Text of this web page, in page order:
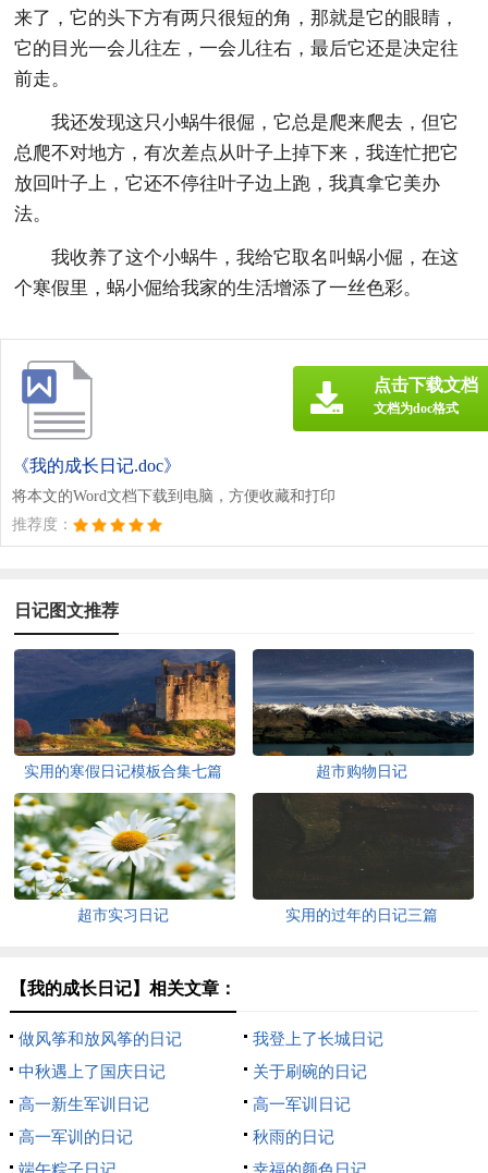
来了，它的头下方有两只很短的角，那就是它的眼睛，
它的目光一会儿往左，一会儿往右，最后它还是决定往
前走。
我还发现这只小蜗牛很倔，它总是爬来爬去，但它
总爬不对地方，有次差点从叶子上掉下来，我连忙把它
放回叶子上，它还不停往叶子边上跑，我真拿它美办
法。
我收养了这个小蜗牛，我给它取名叫蜗小倔，在这
个寒假里，蜗小倔给我家的生活增添了一丝色彩。
《我的成长日记.doc》
将本文的Word文档下载到电脑，方便收藏和打印
推荐度：
点击下载文档
文档为doc格式
日记图文推荐
实用的寒假日记模板合集七篇 超市购物日记
超市实习日记 实用的过年的日记三篇
【我的成长日记】相关文章：
做风筝和放风筝的日记
我登上了长城日记
中秋遇上了国庆日记
关于刷碗的日记
高一新生军训日记
高一军训日记
高一军训的日记
秋雨的日记
端午粽子日记
幸福的颜色日记